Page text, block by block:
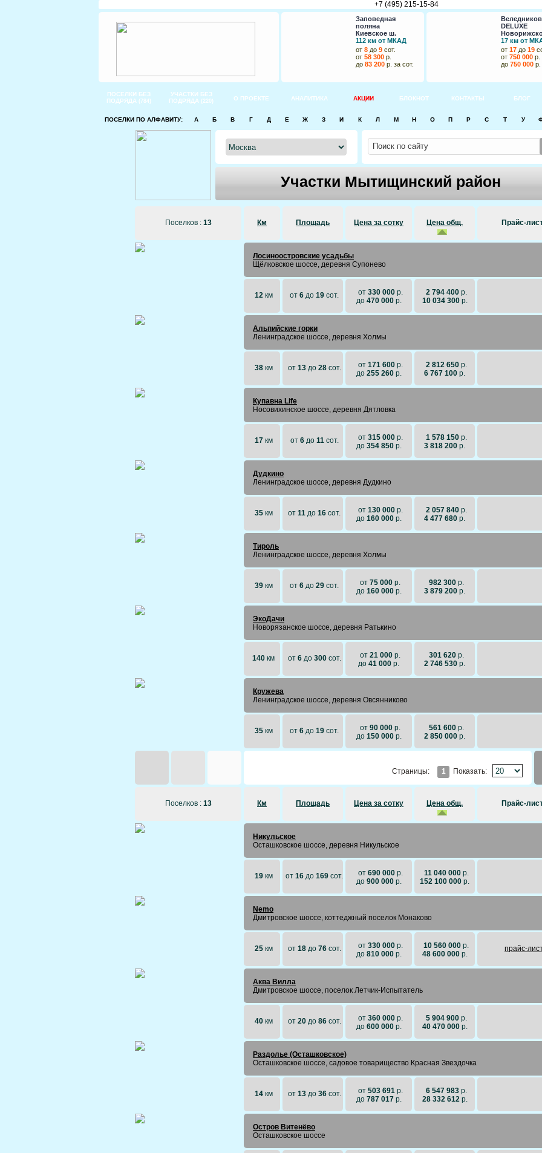
+7 (495) 215-15-84
Заповедная
поляна
Киевское ш.
112 км от МКАД
от 8 до 9 сот.
от 58 300 р.
до 83 200 р. за сот.
DELUXE
17 км от
от 17 до 19
от 750 000 р.
до 750 000 р.
ПОСЕЛКИ БЕЗ
ПОДРЯДА (784)
УЧАСТКИ БЕЗ
ПОДРЯДА (220) О ПРОЕКТЕ АНАЛИТИКА АКЦИИ БЛОКНОТ КОНТАКТЫ БЛОГ
ПОСЕЛКИ ПО АЛФАВИТУ: А Б В Г Д Е Ж З И К Л М Н О П Р С Т У
Участки Мытищинский район
Поселков : 13 Км Площадь Цена за сотку Цена общ. Прайс-
Лосиноостровские усадьбы
Щёлковское шоссе, деревня Супонево
12км от 6 до 19 сот. от 330 000р.
до 470 000р.
2 794 400р.
10 034 300р.
Альпийские горки
Ленинградское шоссе, деревня Холмы
38км от 13до 28сот. от 171 600р.
до 255 260р.
2 812 650р.
6 767 100 р.
Купавна Life
Носовихинское шоссе, деревня Дятловка
17км от 6до 11сот. от 315 000р.
до 354 850р.
1 578 150р.
3 818 200 р.
Дудкино
Ленинградское шоссе, деревня Дудкино
35км от 11 до 16 сот. от 130 000р.
до 160 000р.
2 057 840р.
4 477 680 р.
Тироль
Ленинградское шоссе, деревня Холмы
39км от 6 до 29 сот. от 75 000 р.
до 160 000р.
982 300р.
3 879 200 р.
ЭкоДачи
Новорязанское шоссе, деревня Ратькино
140 км от 6до 300сот. от 21 000 р.
до 41 000 р.
301 620р.
2 746 530 р.
Кружева
Ленинградское шоссе, деревня Овсянниково
35км от 6 до 19 сот. от 90 000 р.
до 150 000р.
561 600р.
2 850 000 р.
Страницы: 1 Показать:
Поселков : 13 Км Площадь Цена за сотку Цена общ. Прайс-
Никульское
Осташковское шоссе, деревня Никульское
19км от 16 до 169 сот. от 690 000р.
до 900 000р.
11 040 000р.
152 100 000 р.
Nemo
Дмитровское шоссе, коттеджный поселок Монаково
25км от 18до 76сот. от 330 000р.
до 810 000р.
10 560 000 р.
48 600 000р.
прайc-
Аква Вилла
Дмитровское шоссе, поселок Летчик-Испытатель
40км от 20до 86сот. от 360 000р.
до 600 000р.
5 904 900р.
40 470 000р.
Раздолье (Осташковское)
Осташковское шоссе, садовое товарищество Красная Звездочка
14км от 13до 36сот. от 503 691р.
до 787 017р.
6 547 983р.
28 332 612р.
Остров Витенёво
Осташковское шоссе